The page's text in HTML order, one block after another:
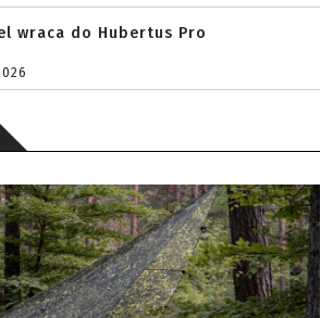
wraca do Hubertus Pro